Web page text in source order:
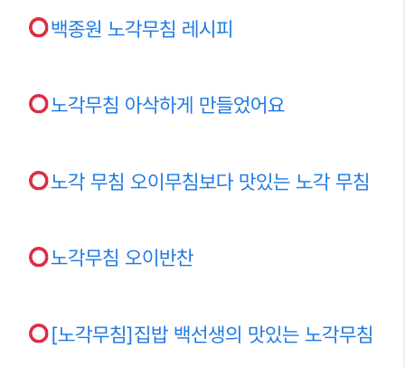
백종원 노각무침 레시피
노각무침 아삭하게 만들었어요
노각 무침 오이무침보다 맛있는 노각 무침
노각무침 오이반찬
[노각무침]집밥 백선생의 맛있는 노각무침